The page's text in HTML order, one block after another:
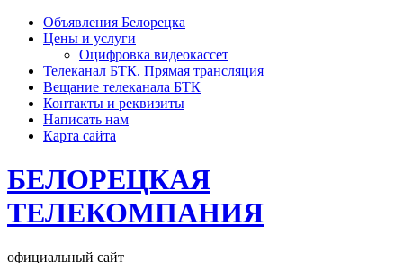
Объявления Белорецка
Цены и услуги
Оцифровка видеокассет
Телеканал БТК. Прямая трансляция
Вещание телеканала БТК
Контакты и реквизиты
Написать нам
Карта сайта
БЕЛОРЕЦКАЯ
ТЕЛЕКОМПАНИЯ
официальный сайт